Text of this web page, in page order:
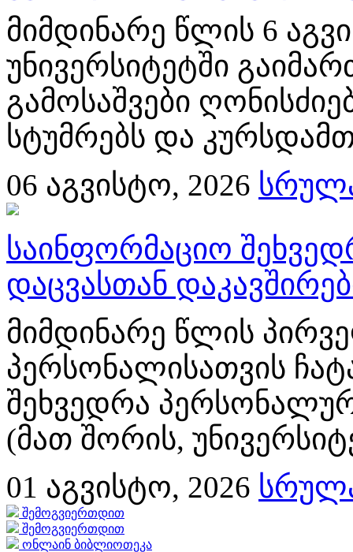
მიმდინარე წლის 6
უნივერსიტეტში
გამოსაშვები
სტუმრებს და
06 აგვისტო, 2026
საინფორმაციო
დაცვასთან
მიმდინარე წლის
პერსონალისათვის
შეხვედრა
(მათ შორის,
01 აგვისტო, 2026
შემოგვიერთდით
შემოგვიერთდით
ონლაინ ბიბლიოთეკა